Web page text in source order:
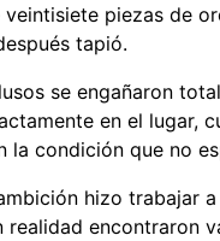
piezas de
tapió.
se engañaron
en el lugar,
condición que no
hizo trabajar
encontraron